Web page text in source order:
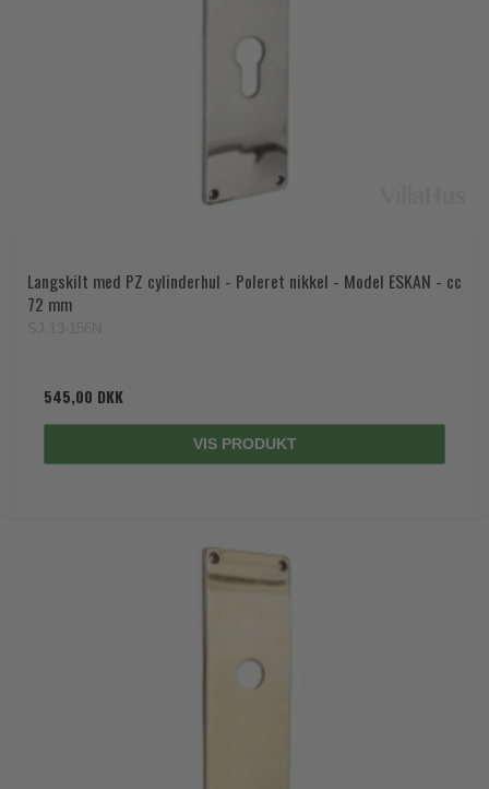
Langskilt med PZ cylinderhul - Poleret nikkel - Model ESKAN - cc
72 mm
545,00 DKK
VIS PRODUKT